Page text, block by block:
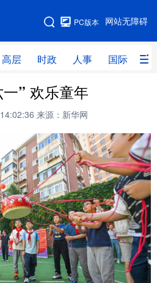
网站无障碍
PC版本
高层 时政 人事 国际 财
网站地图
时政
网评
全球连线 教育
量子 体育
健康 军事
图片 政务
金融 汽车
信息化 数字经济
一” 欢乐童年
来源：新华网